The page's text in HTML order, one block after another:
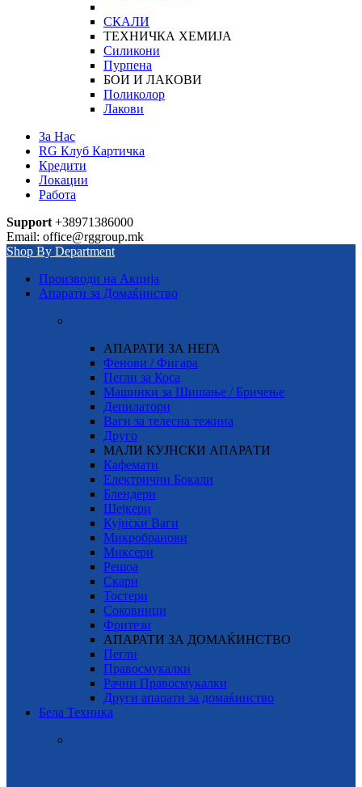
СКАЛИ
ТЕХНИЧКА ХЕМИЈА
Силикони
Пурпена
БОИ И ЛАКОВИ
Поликолор
Лакови
За Нас
RG Клуб Картичка
Кредити
Локации
Работа
Support +38971386000
Email: office@rggroup.mk
Shop By Department
Производи на Акција
Апарати за Домаќинство
АПАРАТИ ЗА НЕГА
Фенови / Фигара
Пегли за Коса
Машинки за Шишање / Бричење
Депилатори
Ваги за телесна тежина
Друго
МАЛИ КУЈНСКИ АПАРАТИ
Кафемати
Електрични Бокали
Блендери
Шејкери
Кујнски Ваги
Микробранови
Миксери
Решоа
Скари
Тостери
Соковници
Фритези
АПАРАТИ ЗА ДОМАЌИНСТВО
Пегли
Правосмукалки
Рачни Правосмукалки
Други апарати за домаќинство
Бела Техника